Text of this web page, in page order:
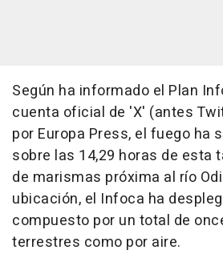
Según ha informado el Plan
cuenta oficial de 'X' (antes
por Europa Press, el fuego ha
sobre las 14,29 horas de esta
de marismas próxima al río
ubicación, el Infoca ha
compuesto por un total de
terrestres como por aire.